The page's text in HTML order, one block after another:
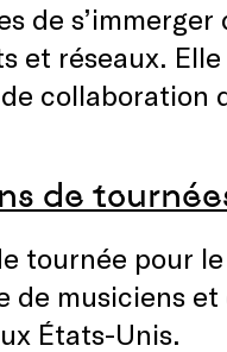
de
et réseaux.
collaboration
de
tournée pour
de musiciens
États-Unis.